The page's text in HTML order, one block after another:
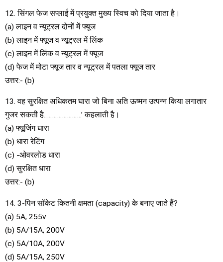
12. सिंगल फेज सप्लाई में प्रयुक्त मुख्य स्विच को दिया जाता है।
(a) लाइन व न्यूट्रल दोनों में फ्यूज
(b) लाइन में फ्यूज व न्यूट्रल में लिंक
(c) लाइन में लिंक व न्यूट्रल में फ्यूज
(d) फेज में मोटा फ्यूज तार व न्यूट्रल में पतला फ्यूज तार
उत्तर:- (b)
13. वह सुरक्षित अधिकतम घारा जो बिना अति ऊष्मन उत्पन्न किया लगातार
गुजर सकती है…………………..’ कहलाती है।
(a) फ्यूजिंग धारा
(b) धारा रेटिंग
(c) -ओवरलोड धारा
(d) सुरक्षित धारा
उत्तर:- (b)
14. 3-पिन सॉकेट कितनी क्षमता (capacity) के बनाए जाते हैं?
(a) 5A, 255v
(b) 5A/15A, 200V
(c) 5A/10A, 200V
(d) 5A/15A, 250V